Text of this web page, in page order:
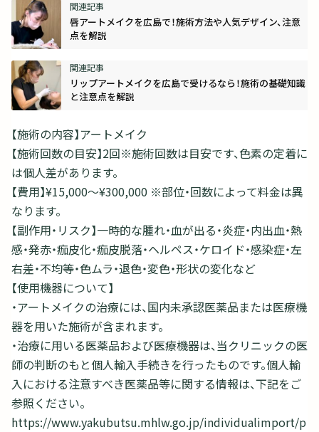
唇アートメイクを広島で！施術方法や人気デザイン、注意
点を解説
リップアートメイクを広島で受けるなら！施術の基礎知識
と注意点を解説
【施術の内容】アートメイク
【施術回数の目安】2回※施術回数は目安です、色素の定着に
は個人差があります。
【費用】¥15,000～¥300,000 ※部位・回数によって料金は異
なります。
【副作用・リスク】一時的な腫れ・血が出る・炎症・内出血・熱
感・発赤・痂皮化・痂皮脱落・ヘルペス・ケロイド・感染症・左
右差・不均等・色ムラ・退色・変色・形状の変化など
【使用機器について】
・アートメイクの治療には、国内未承認医薬品または医療機
器を用いた施術が含まれます。
・治療に用いる医薬品および医療機器は、当クリニックの医
師の判断のもと個人輸入手続きを行ったものです。個人輸
入における注意すべき医薬品等に関する情報は、下記をご
参照ください。
https://www.yakubutsu.mhlw.go.jp/individualimport/p